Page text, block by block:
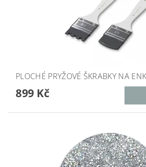
PLOCHÉ PRYŽOVÉ ŠKRABKY NA
899 Kč